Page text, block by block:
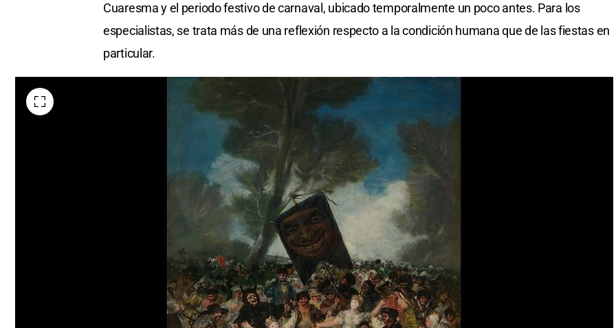
Cuaresma y el periodo festivo de carnaval, ubicado temporalmente un poco antes. Para los
especialistas, se trata más de una reflexión respecto a la condición humana que de las fiestas en
particular.